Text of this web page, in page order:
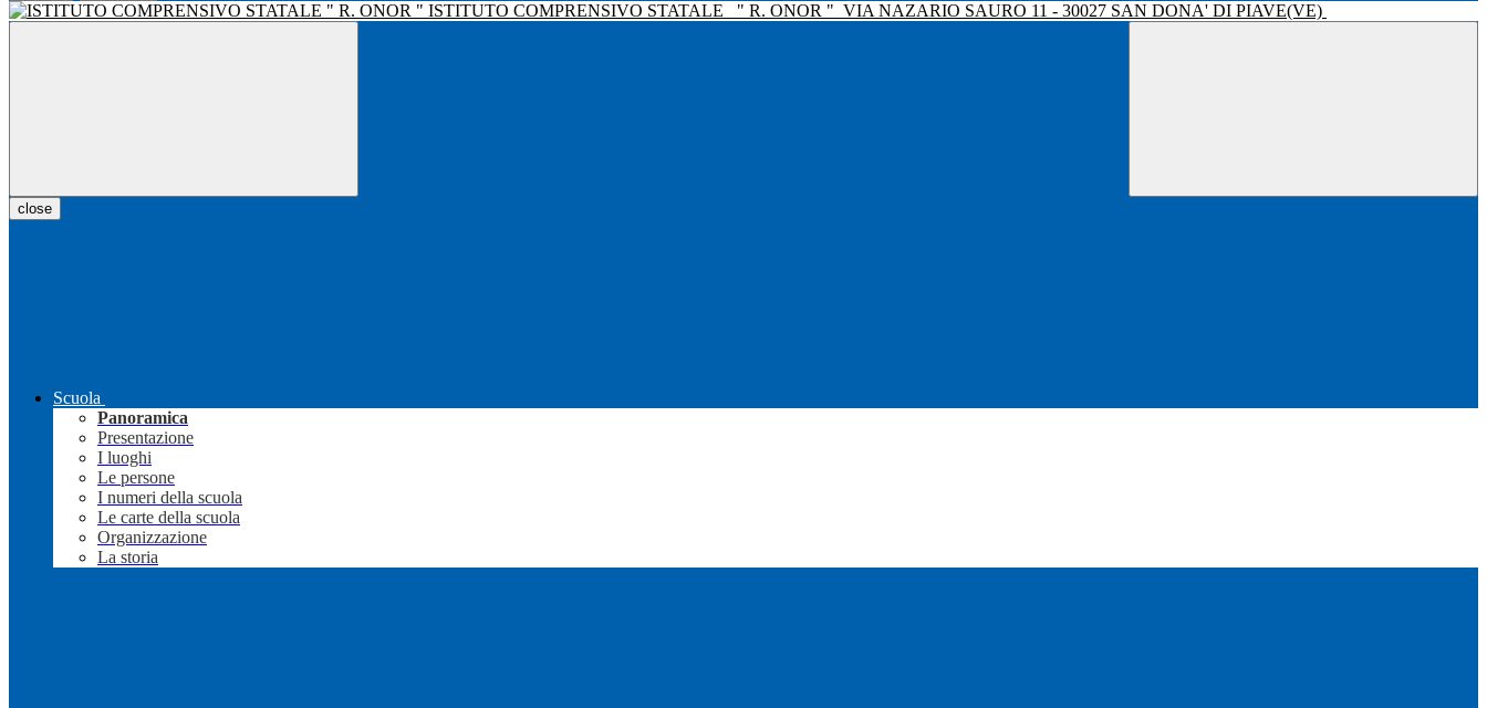
ISTITUTO COMPRENSIVO STATALE " R. ONOR " VIA NAZARIO SAURO 11 - 30027 SAN DONA' DI PIAVE(VE)
close
Scuola
Panoramica
Presentazione
I luoghi
Le persone
I numeri della scuola
Le carte della scuola
Organizzazione
La storia